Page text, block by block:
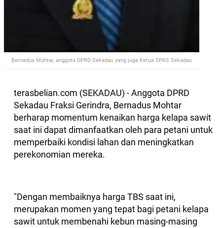
Bernadus Mohtar, anggota DPRD Sekadau yang juga Ketua SPKS Sekadau
terasbelian.com (SEKADAU) - Anggota DPRD
Sekadau Fraksi Gerindra, Bernadus Mohtar
berharap momentum kenaikan harga kelapa sawit
saat ini dapat dimanfaatkan oleh para petani untuk
memperbaiki kondisi lahan dan meningkatkan
perekonomian mereka.
"Dengan membaiknya harga TBS saat ini,
merupakan momen yang tepat bagi petani kelapa
sawit untuk membenahi kebun masing-masing